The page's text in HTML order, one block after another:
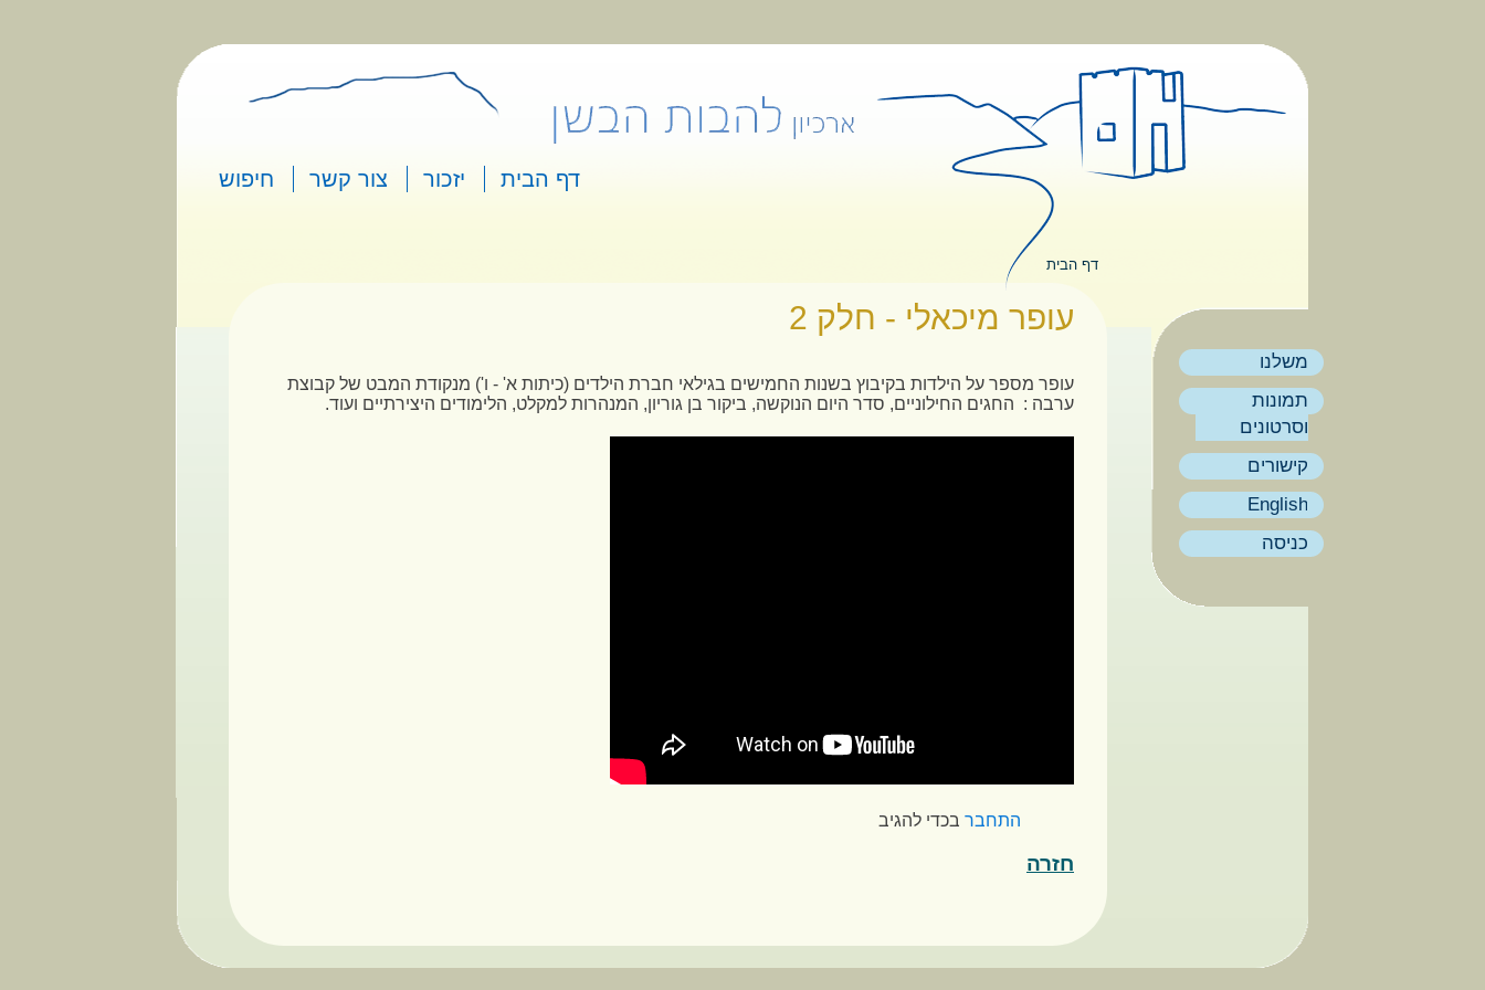
דף הבית יזכור צור קשר חיפוש
הינך נמצא כאן
דף הבית
משלנו
תמונות
וסרטונים
קישורים
English
כניסה
עופר מיכאלי - חלק 2
עופר מספר על הילדות בקיבוץ בשנות החמישים בגילאי חברת הילדים (כיתות א' - ו') מנקודת המבט של קבוצת
ערבה : החגים החילוניים, סדר היום הנוקשה, ביקור בן גוריון, המנהרות למקלט, הלימודים היצירתיים ועוד.
התחבר בכדי להגיב
חזרה